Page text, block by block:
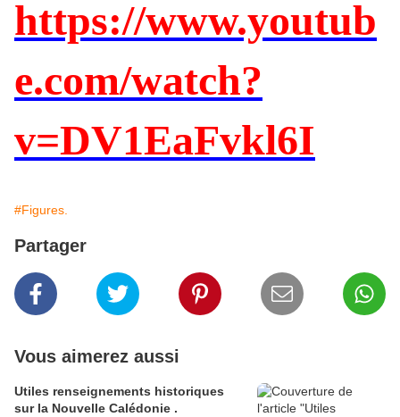
https://www.youtub
e.com/watch?
v=DV1EaFvkl6I
#Figures.
Partager
Vous aimerez aussi
Utiles renseignements historiques
sur la Nouvelle Calédonie .